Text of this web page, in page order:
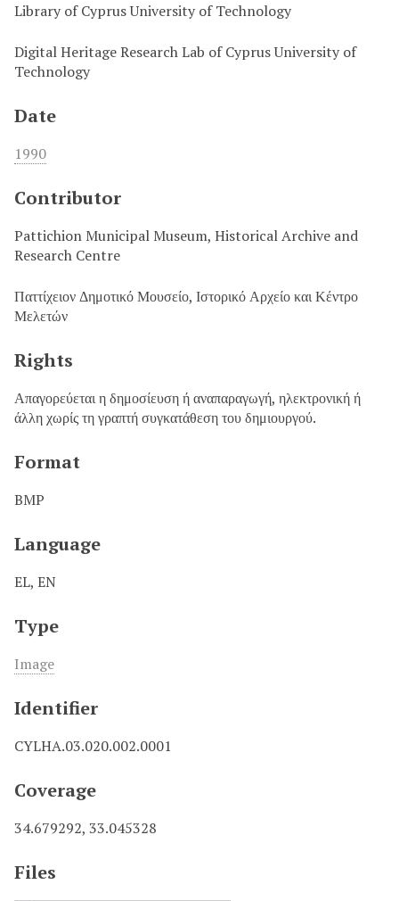
Library of Cyprus University of Technology
Digital Heritage Research Lab of Cyprus University of
Technology
Date
1990
Contributor
Pattichion Municipal Museum, Historical Archive and
Research Centre
Παττίχειον Δημοτικό Μουσείο, Ιστορικό Αρχείο και Κέντρο
Μελετών
Rights
Απαγορεύεται η δημοσίευση ή αναπαραγωγή, ηλεκτρονική ή
άλλη χωρίς τη γραπτή συγκατάθεση του δημιουργού.
Format
BMP
Language
EL, EN
Type
Image
Identifier
CYLHA.03.020.002.0001
Coverage
34.679292, 33.045328
Files